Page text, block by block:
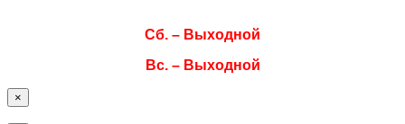
Сб. – Выходной
Вс. – Выходной
×